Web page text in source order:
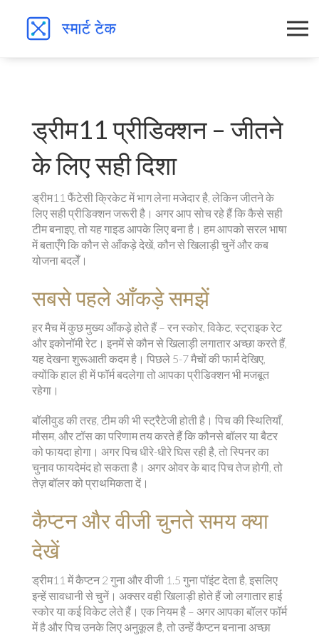
ड्रीम11 प्रीडिक्शन – जीतने
के लिए सही दिशा
ड्रीम11 फैंटेसी क्रिकेट में भाग लेना मजेदार है, लेकिन जीतने के
लिए सही प्रीडिक्शन जरूरी है। अगर आप सोच रहे हैं कि कैसे सही
टीम बनाइए, तो यह गाइड आपके लिए बना है। हम आपको सरल भाषा
में बताएँगे कि कौन से आँकड़े देखें, कौन से खिलाड़ी चुनें और कब
योजना बदलेँ।
सबसे पहले आँकड़े समझें
हर मैच में कुछ मुख्य आँकड़े होते हैं – रन स्कोर, विकेट, स्ट्राइक रेट
और इकोनॉमी रेट। इनमें से कौन से खिलाड़ी लगातार अच्छा करते हैं,
यह देखना शुरूआती कदम है। पिछले 5-7 मैचों की फार्म देखिए,
क्योंकि हाल ही में फॉर्म बदलेगा तो आपका प्रीडिक्शन भी मजबूत
रहेगा।
बॉलीवुड की तरह, टीम की भी स्ट्रैटेजी होती है। पिच की स्थितियाँ,
मौसम, और टॉस का परिणाम तय करते हैं कि कौनसे बॉलर या बैटर
को फायदा होगा। अगर पिच धीरे-धीरे घिस रही है, तो स्पिनर का
चुनाव फायदेमंद हो सकता है। अगर ओवर के बाद पिच तेज होगी, तो
तेज़ बॉलर को प्राथमिकता दें।
कैप्टन और वीजी चुनते समय क्या
देखें
ड्रीम11 में कैप्टन 2 गुना और वीजी 1.5 गुना पॉइंट देता है, इसलिए
इन्हें सावधानी से चुनें। अक्सर वही खिलाड़ी होते हैं जो लगातार हाई
स्कोर या कई विकेट लेते हैं। एक नियम है – अगर आपका बॉलर फॉर्म
में है और पिच उनके लिए अनुकूल है, तो उन्हें कैप्टन बनाना अच्छा